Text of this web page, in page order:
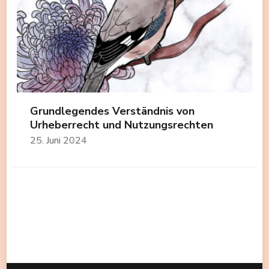
Grundlegendes Verständnis von
Urheberrecht und Nutzungsrechten
25. Juni 2024